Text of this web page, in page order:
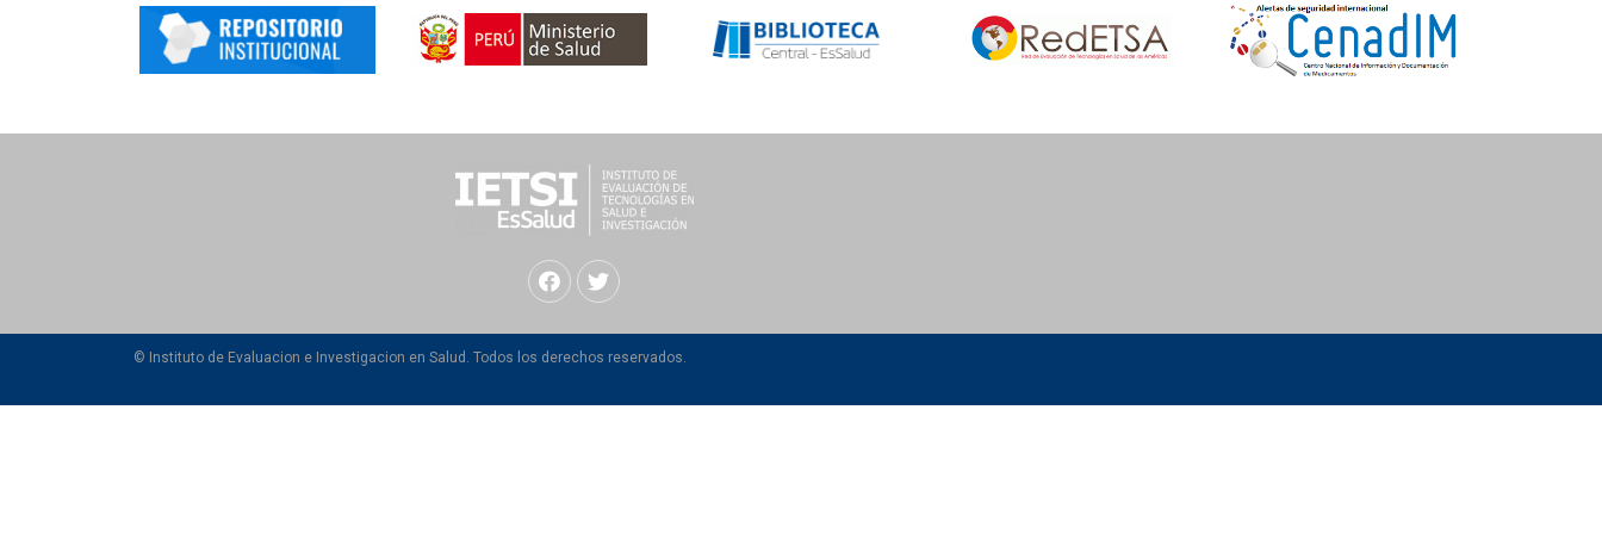
© Instituto de Evaluacion e Investigacion en Salud. Todos los derechos reservados.